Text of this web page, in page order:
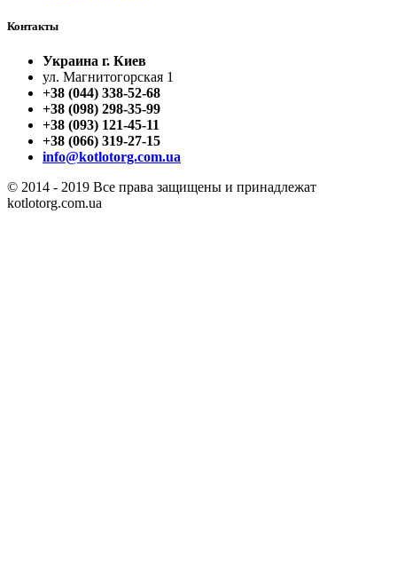
Контакты
Украина г. Киев
ул. Магнитогорская 1
+38 (044) 338-52-68
+38 (098) 298-35-99
+38 (093) 121-45-11
+38 (066) 319-27-15
info@kotlotorg.com.ua
© 2014 - 2019 Все права защищены и принадлежат
kotlotorg.com.ua